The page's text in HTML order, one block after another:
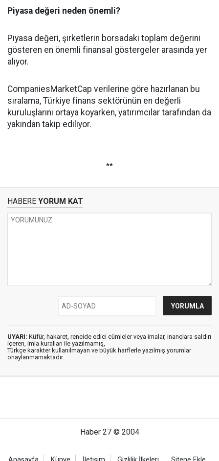
Piyasa değeri neden önemli?
Piyasa değeri, şirketlerin borsadaki toplam değerini
gösteren en önemli finansal göstergeler arasında yer
alıyor.
CompaniesMarketCap verilerine göre hazırlanan bu
sıralama, Türkiye finans sektörünün en değerli
kuruluşlarını ortaya koyarken, yatırımcılar tarafından da
yakından takip ediliyor.
**
HABERE YORUM KAT
UYARI: Küfür, hakaret, rencide edici cümleler veya imalar, inançlara saldırı
içeren, imla kuralları ile yazılmamış,
Türkçe karakter kullanılmayan ve büyük harflerle yazılmış yorumlar
onaylanmamaktadır.
Haber 27 © 2004